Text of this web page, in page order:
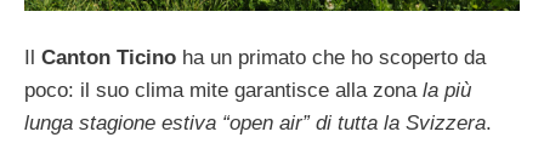
Canton Ticino ha un primato che ho scoperto da
poco: il suo clima mite garantisce alla zona la più
lunga stagione estiva “open air” di tutta la Svizzera.